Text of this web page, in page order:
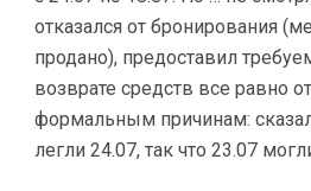
отказался от бронирования
продано), предоставил
возврате средств все равно
формальным причинам:
легли 24.07, так что 23.07